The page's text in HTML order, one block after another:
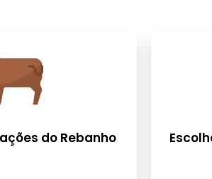
do Rebanho